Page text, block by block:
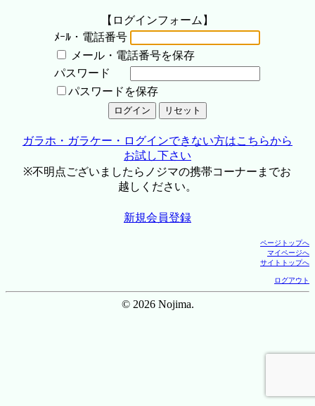
【ログインフォーム】
ﾒｰﾙ・電話番号
メール・電話番号を保存
パスワード
パスワードを保存
ガラホ・ガラケー・ログインできない方はこちらから
お試し下さい
※不明点ございましたらノジマの携帯コーナーまでお
越しください。
新規会員登録
ページトップへ
マイページへ
サイトトップへ
ログアウト
© 2026 Nojima.